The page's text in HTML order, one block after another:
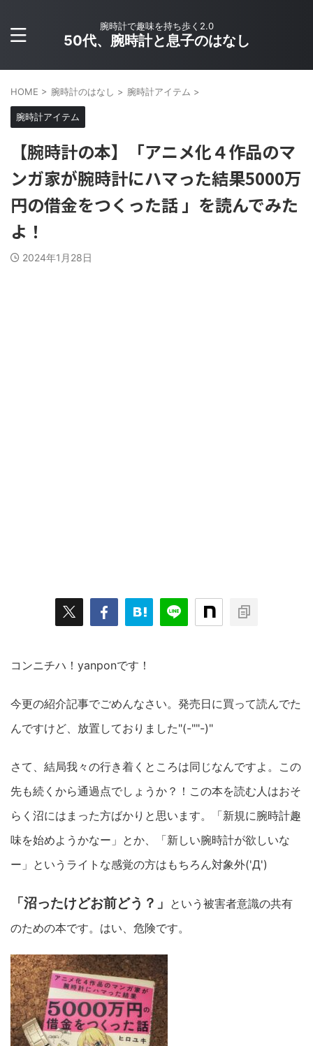
腕時計で趣味を持ち歩く2.0
50代、腕時計と息子のはなし
HOME > 腕時計のはなし > 腕時計アイテム >
腕時計アイテム
【腕時計の本】「アニメ化４作品のマ
ンガ家が腕時計にハマった結果5000万
円の借金をつくった話 」を読んでみた
よ！
2024年1月28日
コンニチハ！yanponです！
今更の紹介記事でごめんなさい。発売日に買って読んでた
んですけど、放置しておりました"(-""-)"
さて、結局我々の行き着くところは同じなんですよ。この
先も続くから通過点でしょうか？！この本を読む人はおそ
らく沼にはまった方ばかりと思います。「新規に腕時計趣
味を始めようかなー」とか、「新しい腕時計が欲しいな
ー」というライトな感覚の方はもちろん対象外('Д')
「沼ったけどお前どう？」 という被害者意識の共有
のための本です。はい、危険です。